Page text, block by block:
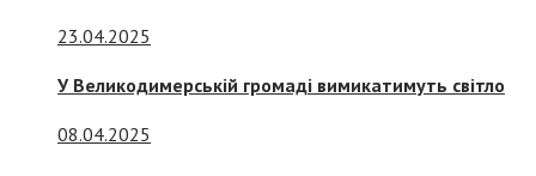
23.04.2025
У Великодимерській громаді вимикатимуть світло
08.04.2025